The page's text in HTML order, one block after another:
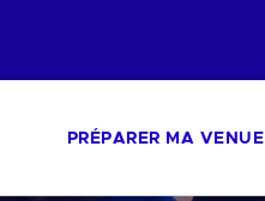
PRÉPARER MA VENUE